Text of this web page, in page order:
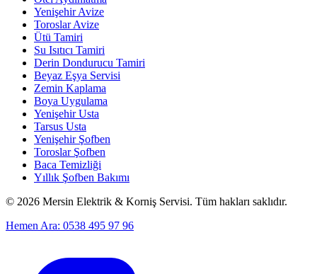
Yenişehir Avize
Toroslar Avize
Ütü Tamiri
Su Isıtıcı Tamiri
Derin Dondurucu Tamiri
Beyaz Eşya Servisi
Zemin Kaplama
Boya Uygulama
Yenişehir Usta
Tarsus Usta
Yenişehir Şofben
Toroslar Şofben
Baca Temizliği
Yıllık Şofben Bakımı
© 2026 Mersin Elektrik & Korniş Servisi. Tüm hakları saklıdır.
Hemen Ara: 0538 495 97 96